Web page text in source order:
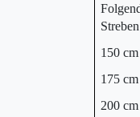
Streben
150
175
200